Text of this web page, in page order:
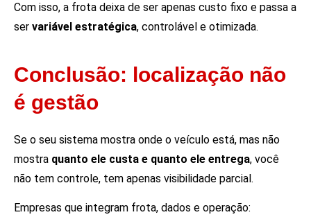
Com isso, a frota deixa de ser apenas custo fixo e passa a
ser variável estratégica, controlável e otimizada.
Conclusão: localização não
é gestão
Se o seu sistema mostra onde o veículo está, mas não
mostra quanto ele custa e quanto ele entrega, você
não tem controle, tem apenas visibilidade parcial.
Empresas que integram frota, dados e operação: